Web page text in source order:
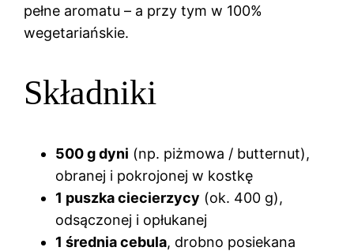
pełne aromatu – a przy tym w 100%
wegetariańskie.
Składniki
500 g dyni (np. piżmowa / butternut),
obranej i pokrojonej w kostkę
1 puszka ciecierzycy (ok. 400 g),
odsączonej i opłukanej
1 średnia cebula, drobno posiekana